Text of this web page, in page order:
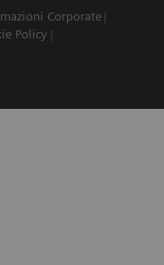
Corporate
Policy